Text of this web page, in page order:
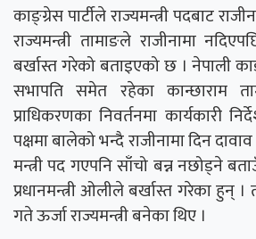
काङ्ग्रेस पार्टीले राज्यमन्त्री पदबाट
राज्यमन्त्री तामाङले राजीनामा
बर्खास्त गरेको बताइएको छ । नेपाली
सभापति समेत रहेका कान्छाराम
प्राधिकरणका निवर्तनमा कार्यकारी
पक्षमा बालेको भन्दै राजीनामा दिन
मन्त्री पद गएपनि साँचो बन्न नछोड्ने
प्रधानमन्त्री ओलीले बर्खास्त गरेका हुन्
गते ऊर्जा राज्यमन्त्री बनेका थिए ।